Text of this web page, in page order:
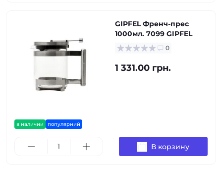
в наличии популярний
GIPFEL Френч-прес
1000мл. 7099 GIPFEL
0
1 331.00 грн.
В корзину